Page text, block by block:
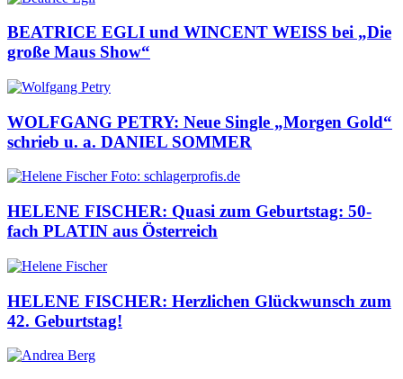
BEATRICE EGLI und WINCENT WEISS bei „Die
große Maus Show“
WOLFGANG PETRY: Neue Single „Morgen Gold“
schrieb u. a. DANIEL SOMMER
HELENE FISCHER: Quasi zum Geburtstag: 50-
fach PLATIN aus Österreich
HELENE FISCHER: Herzlichen Glückwunsch zum
42. Geburtstag!